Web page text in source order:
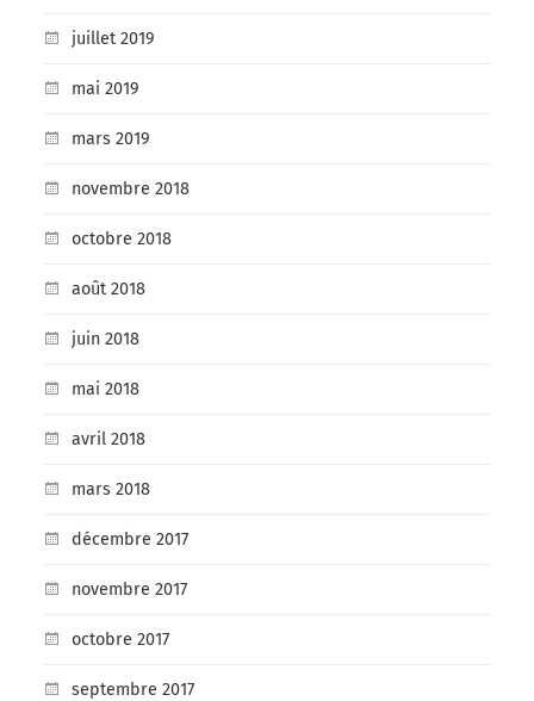
juillet 2019
mai 2019
mars 2019
novembre 2018
octobre 2018
août 2018
juin 2018
mai 2018
avril 2018
mars 2018
décembre 2017
novembre 2017
octobre 2017
septembre 2017